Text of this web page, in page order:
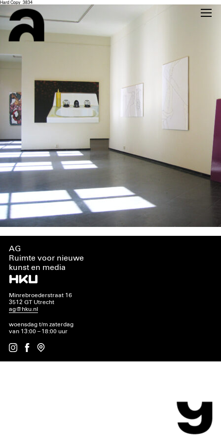
Hard Copy_3834
AG
Ruimte voor nieuwe
kunst en media
Minrebroederstraat 16
3512 GT Utrecht
ag@hku.nl
woensdag t/m zaterdag
van 13:00 – 18:00 uur